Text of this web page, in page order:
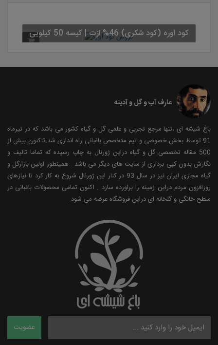
کود اوره (کود شکری) 46% ازت | کیسه 50 کیلویی
عارف آب و گل و آدینه
باغ شیشه ای ،تنها مرجع تجربی و علمی گل و گیاه کشور می باشد که در تیرماه
91 توسط بخش خصوصی و تیم متخصص باغبانی راه اندازی شد.تاکنون بیش از
500 مقاله تخصصی گل و گیاه دراین ژورنال به چاپ رسیده که تماما تالیف و
نگارش بدون کپی برداری از سایت های دیگر می باشد . همینطور اولین بازارگل و
گیاه مجازی ایران نیز در سال 93 در کنار این ژورنال شروع به کار کرد تا نیازهای
روزافزون مردم دراین زمینه را براورده سازد . اکنون تمامی محصولات باغبانی در
سطح خانگی و گلخانه ای دراین فروشگاه عرضه می شود.